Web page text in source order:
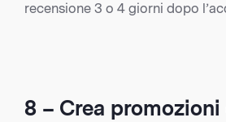
recensione 3 o 4 giorni dopo
8 – Crea